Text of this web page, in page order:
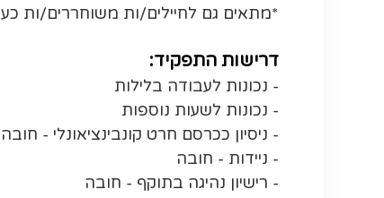
*מתאים גם לחיילים/ות משוחררים/ות
דרישות התפקיד:
- נכונות לעבודה בלילות
- נכונות לשעות נוספות
- ניסיון ככרסם חרט קונבינציאונלי - חובה
- ניידות - חובה
- רישיון נהיגה בתוקף - חובה